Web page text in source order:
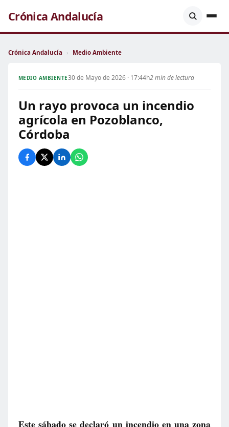
Crónica Andalucía
Crónica Andalucía › Medio Ambiente
MEDIO AMBIENTE30 de Mayo de 2026 · 17:44h2 min de lectura
Un rayo provoca un incendio
agrícola en Pozoblanco,
Córdoba
Este sábado se declaró un incendio en una zona